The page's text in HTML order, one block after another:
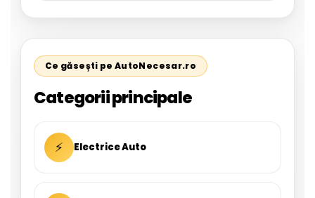
Ce găsești pe AutoNecesar.ro
Categorii principale
⚡ Electrice Auto